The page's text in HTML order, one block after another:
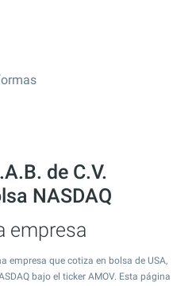
de C.V.
NASDAQ
empresa
empresa que cotiza en bolsa de USA,
bajo el ticker AMOV. Esta página